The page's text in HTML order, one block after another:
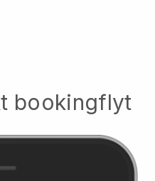
bookingflyt